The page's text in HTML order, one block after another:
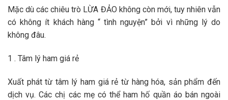
Mặc dù các chiêu trò LỪA ĐẢO không còn mới, tuy nhiên vẫn
có không ít khách hàng “ tình nguyện” bởi vì những lý do
không đâu.
1 . Tâm lý ham giá rẻ
Xuất phát từ tâm lý ham giá rẻ từ hàng hóa, sản phẩm đến
dịch vụ. Các chị các mẹ có thể ham hố quần áo bán ngoài